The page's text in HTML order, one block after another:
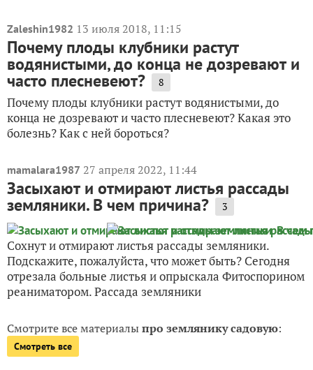
Zaleshin1982 13 июля 2018, 11:15
Почему плоды клубники растут
водянистыми, до конца не дозревают и
часто плесневеют? 8
Почему плоды клубники растут водянистыми, до
конца не дозревают и часто плесневеют? Какая это
болезнь? Как с ней бороться?
mamalara1987 27 апреля 2022, 11:44
Засыхают и отмирают листья рассады
земляники. В чем причина? 3
Сохнут и отмирают листья рассады земляники.
Подскажите, пожалуйста, что может быть? Сегодня
отрезала больные листья и опрыскала Фитоспорином
реаниматором. Рассада земляники
Смотрите все материалыпро землянику садовую:
Смотреть все